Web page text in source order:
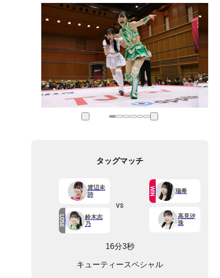
タッグマッチ
渡辺未
詩
LOSE
鈴木志
乃
VS
WIN 瑞希
高見汐
珠
16分3秒
キューティースペシャル